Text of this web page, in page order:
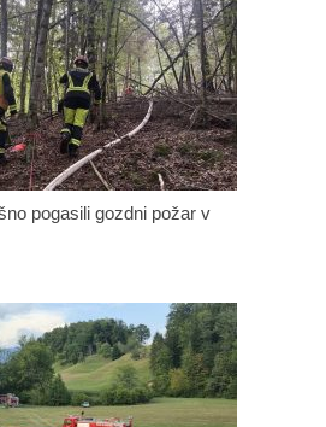
pogasili gozdni požar v